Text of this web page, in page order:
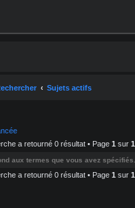
Sujets actifs
a retourné 0 résultat • Page 1 sur 1
aux termes que vous avez spécifiés.
a retourné 0 résultat • Page 1 sur 1